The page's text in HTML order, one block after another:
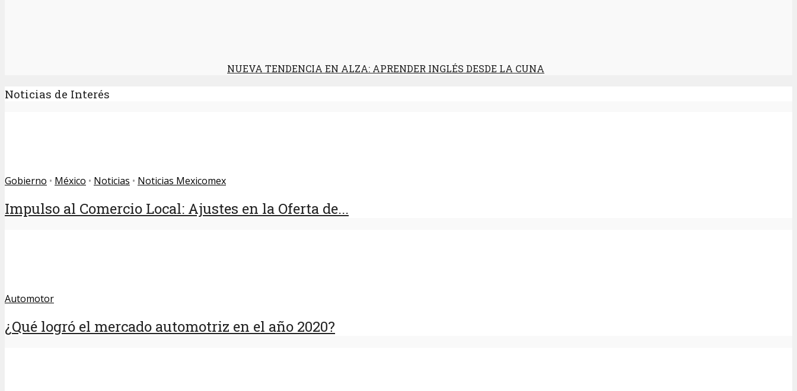
NUEVA TENDENCIA EN ALZA: APRENDER INGLÉS DESDE LA CUNA
Noticias de Interés
Gobierno • México • Noticias • Noticias Mexicomex
Impulso al Comercio Local: Ajustes en la Oferta de...
Automotor
¿Qué logró el mercado automotriz en el año 2020?